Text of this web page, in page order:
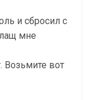
и сбросил с
мне
Возьмите вот